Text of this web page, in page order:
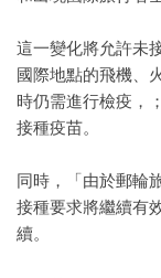
這一變化將允許未
國際地點的飛機、
時仍需進行檢疫，
接種疫苗。
同時，「由於郵輪
接種要求將繼續有
續。